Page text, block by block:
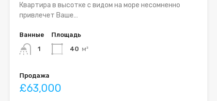
Квартира в высотке с видом на море несомненно
привлечет Ваше…
Ванные
1
Площадь
40 м²
Продажа
£63,000